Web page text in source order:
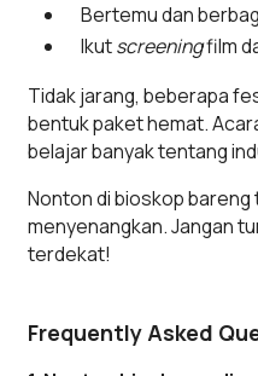
Bertemu dan
Ikutscreeningfilm
Tidak jarang, beberapa
bentuk paket hemat.
belajar banyak tentang
Nonton di bioskop
menyenangkan. Jangan
terdekat!
Frequently Asked